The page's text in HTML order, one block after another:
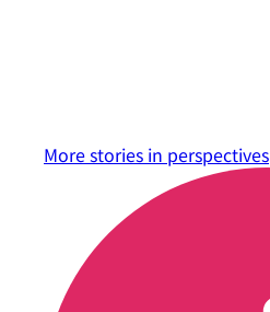
More stories in perspectives